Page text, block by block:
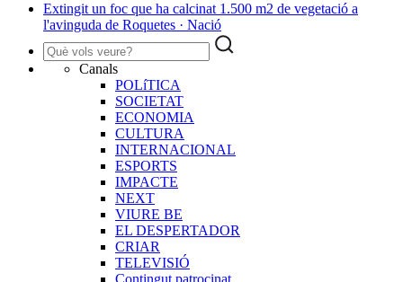
Extingit un foc que ha calcinat 1.500 m2 de vegetació a
l'avinguda de Roquetes · Nació
Canals
POLíTICA
SOCIETAT
ECONOMIA
CULTURA
INTERNACIONAL
ESPORTS
IMPACTE
NEXT
VIURE BE
EL DESPERTADOR
CRIAR
TELEVISIÓ
Contingut patrocinat